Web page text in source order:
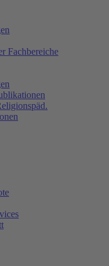
Fachbereiche